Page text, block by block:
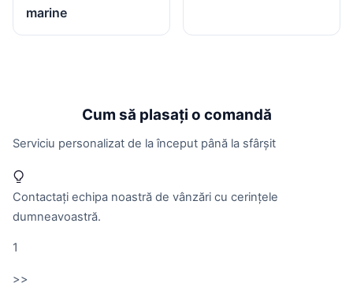
marine
Cum să plasați o comandă
Serviciu personalizat de la început până la sfârșit
Contactați echipa noastră de vânzări cu cerințele
dumneavoastră.
1
>>